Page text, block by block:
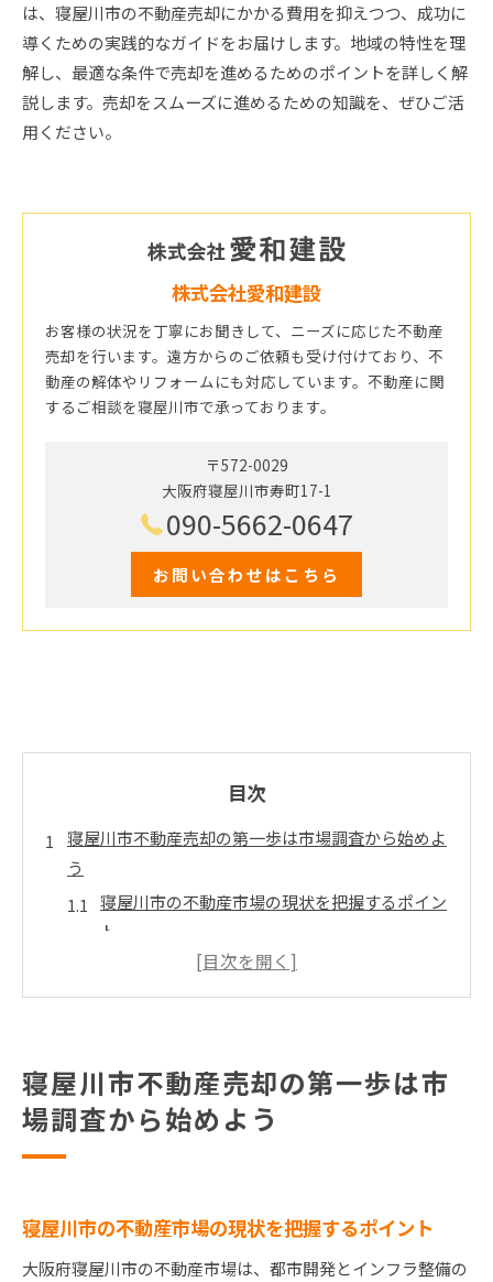
は、寝屋川市の不動産売却にかかる費用を抑えつつ、成功に
導くための実践的なガイドをお届けします。地域の特性を理
解し、最適な条件で売却を進めるためのポイントを詳しく解
説します。売却をスムーズに進めるための知識を、ぜひご活
用ください。
株式会社愛和建設
お客様の状況を丁寧にお聞きして、ニーズに応じた不動産
売却を行います。遠方からのご依頼も受け付けており、不
動産の解体やリフォームにも対応しています。不動産に関
するご相談を寝屋川市で承っております。
〒572-0029
大阪府寝屋川市寿町17-1
090-5662-0647
お問い合わせはこちら
目次
寝屋川市不動産売却の第一歩は市場調査から始めよ
う
寝屋川市の不動産市場の現状を把握するポイン
ト
市場調査の重要性とその具体的方法
寝屋川市の近年の不動産動向を分析する
市場調査を基にした売却戦略の立案
不動産専門家の意見を取り入れる方法
不動産売却にかかる費用を理解し寝屋川市での計画
コスト削減のための効果的な予算管理
売却に伴う隠れたコストを知る
寝屋川市不動産売却の第一歩は市
場調査から始めよう
寝屋川市の不動産市場の現状を把握するポイント
大阪府寝屋川市の不動産市場は、都市開発とインフラ整備の